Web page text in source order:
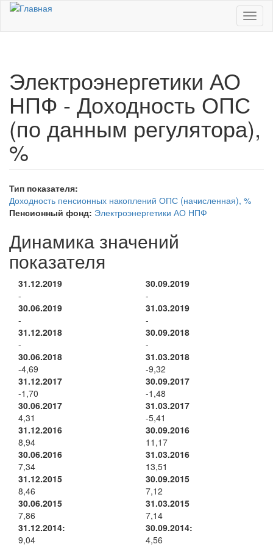
Перейти к основному содержанию
Электроэнергетики АО
НПФ - Доходность ОПС
(по данным регулятора),
%
Тип показателя:
Доходность пенсионных накоплений ОПС (начисленная), %
Пенсионный фонд: Электроэнергетики АО НПФ
Динамика значений
показателя
31.12.2019
-
30.09.2019
-
30.06.2019
-
31.03.2019
-
31.12.2018
-
30.09.2018
-
30.06.2018
-4,69
31.03.2018
-9,32
31.12.2017
-1,70
30.09.2017
-1,48
30.06.2017
4,31
31.03.2017
-5,41
31.12.2016
8,94
30.09.2016
11,17
30.06.2016
7,34
31.03.2016
13,51
31.12.2015
8,46
30.09.2015
7,12
30.06.2015
7,86
31.03.2015
7,14
31.12.2014:
9,04
30.09.2014:
4,56